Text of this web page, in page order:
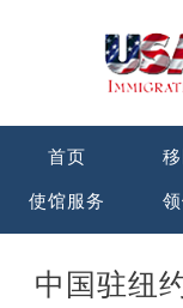
首页
使馆服务
中国驻纽